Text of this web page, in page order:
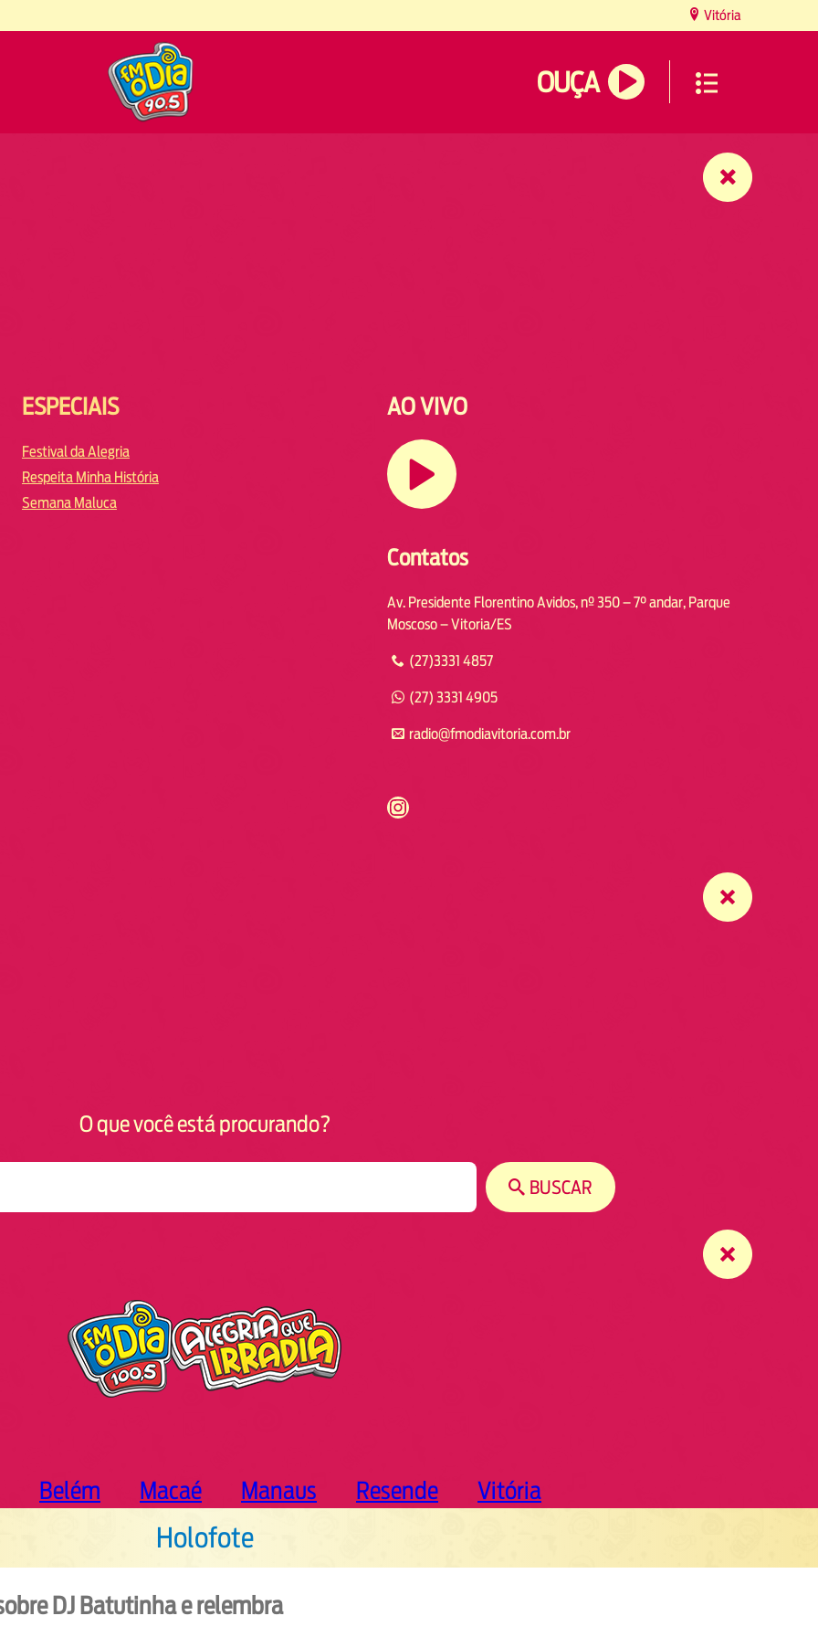
Vitória
OUÇA
ESPECIAIS
Festival da Alegria
Respeita Minha História
Semana Maluca
AO VIVO
Contatos
Av. Presidente Florentino Avidos, nº 350 – 7° andar, Parque
Moscoso – Vitoria/ES
(27)3331 4857
(27) 3331 4905
radio@fmodiavitoria.com.br
https://www.instagram.com/fmodia.cabofrio/
O que você está procurando?
BUSCAR
Belém Macaé Manaus Resende Vitória
Holofote
DJ Batutinha e relembra